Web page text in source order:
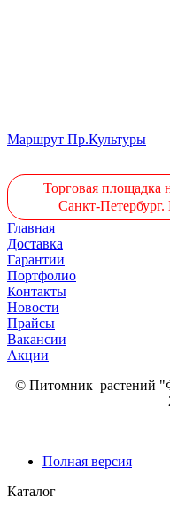
Маршрут Пр.Культуры
Торговая площадка
Санкт-Петербург.
Главная
Доставка
Гарантии
Портфолио
Контакты
Новости
Прайсы
Вакансии
Акции
© Питомник растений
Полная версия
Каталог